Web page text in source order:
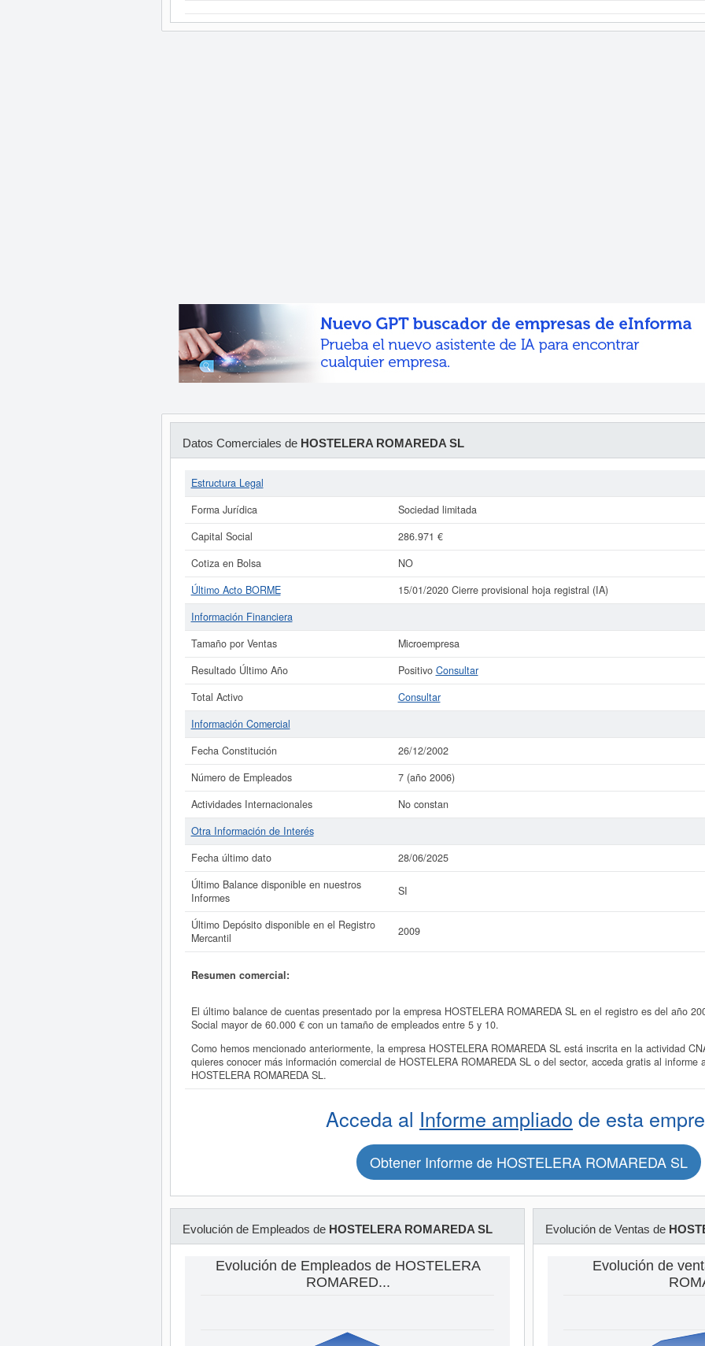
Datos Comerciales de HOSTELERA ROMAREDA SL
Estructura Legal
Forma Jurídica
Sociedad limitada
Capital Social
286.971 €
Cotiza en Bolsa
NO
Último Acto BORME
15/01/2020 Cierre provisional hoja registral (IA)
Información Financiera
Tamaño por Ventas
Microempresa
Resultado Último Año
Positivo Consultar
Total Activo
Consultar
Información Comercial
Fecha Constitución
26/12/2002
Número de Empleados
7 (año 2006)
Actividades Internacionales
No constan
Otra Información de Interés
Fecha último dato
28/06/2025
Último Balance disponible en nuestros
Informes
SI
Último Depósito disponible en el Registro
Mercantil
2009
Resumen comercial:
El último balance de cuentas presentado por la empresa HOSTELERA ROMAREDA SL en el registro es del año
Social mayor de 60.000 € con un tamaño de empleados entre 5 y 10.
Como hemos mencionado anteriormente, la empresa HOSTELERA ROMAREDA SL está inscrita en la actividad
quieres conocer más información comercial de HOSTELERA ROMAREDA SL o del sector, acceda gratis al informe
HOSTELERA ROMAREDA SL.
Acceda al Informe ampliado de esta
Obtener Informe de HOSTELERA ROMAREDA SL
Evolución de Empleados de HOSTELERA ROMAREDA SL
Evolución de Empleados de HOSTELERA
ROMARED...
Evolución de Ventas de
Evolución de